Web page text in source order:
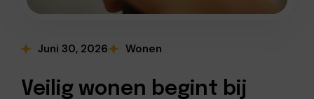
Juni 30, 2026 Wonen
Veilig wonen begint bij